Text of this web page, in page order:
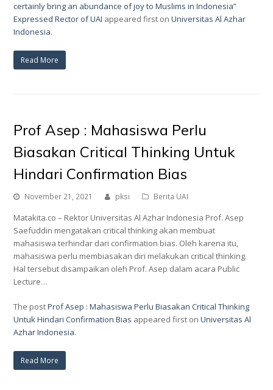
certainly bring an abundance of joy to Muslims in Indonesia”
Expressed Rector of UAI appeared first onUniversitas Al Azhar
Indonesia.
Read More
Prof Asep : Mahasiswa Perlu
Biasakan Critical Thinking Untuk
Hindari Confirmation Bias
November 21, 2021 pksi Berita UAI
Matakita.co – Rektor Universitas Al Azhar Indonesia Prof. Asep
Saefuddin mengatakan critical thinking akan membuat
mahasiswa terhindar dari confirmation bias. Oleh karena itu,
mahasiswa perlu membiasakan diri melakukan critical thinking.
Hal tersebut disampaikan oleh Prof. Asep dalam acara Public
Lecture…
The postProf Asep : Mahasiswa Perlu Biasakan Critical Thinking
Untuk Hindari Confirmation Bias appeared first onUniversitas Al
Azhar Indonesia.
Read More